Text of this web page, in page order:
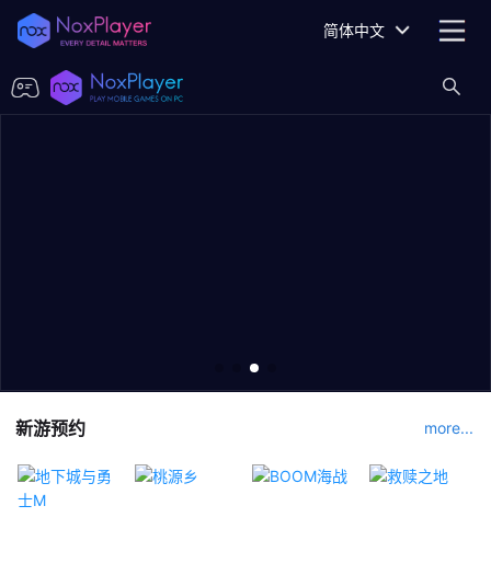
简体中文
新游预约 more...